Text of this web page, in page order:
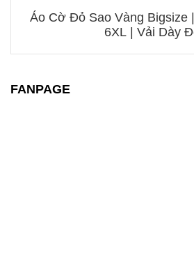
Áo Cờ Đỏ Sao Vàng Bigsize
6XL | Vải Dày
FANPAGE